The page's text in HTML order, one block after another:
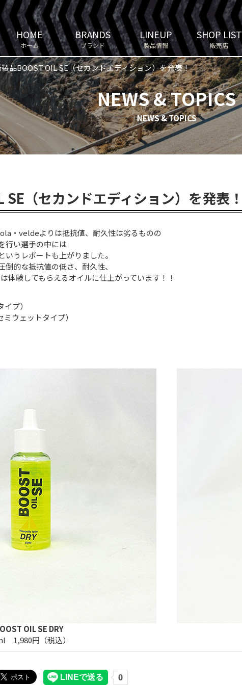
HOME
ホーム
BRANDS
ブランド
LINEUP
製品情報
SHOP LIST
販売店
品BOOST OIL SE（セカンドエディション）を発表！
NEWS & TOPICS
NEWS & TOPICS
SE（セカンドエディション）を発表！
・veldeよりは抵抗値、耐久性は劣るものの
行い選手の中には
うレポートも上がりました。
的な抵抗値の低さ、耐久性、
体験してもらえるオイルに仕上がっています！！
プ）
ミウェットタイプ）
OIL SE DRY
1,980円（税込）